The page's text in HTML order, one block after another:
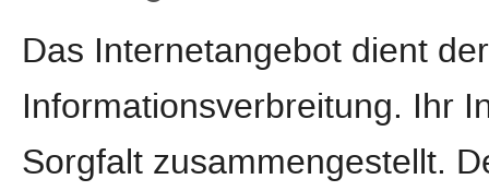
Das Internetangebot dient
Informationsverbreitung. Ihr
Sorgfalt zusammengestellt.